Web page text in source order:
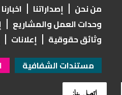
من نحن إصداراتنا اخبارنا
وحدات العمل والمشاريع
وثائق حقوقية
إعلانات
مستندات الشفافية